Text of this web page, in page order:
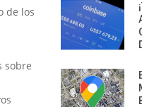
de los
sobre